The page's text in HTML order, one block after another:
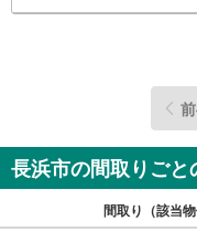
長浜市の間取りごと
間取り（該当物